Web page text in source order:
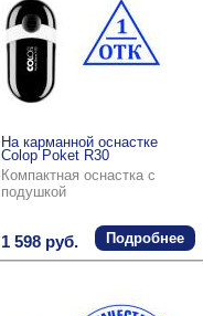
На карманной оснастке
Colop Poket R30
Компактная оснастка с
подушкой
1 598 руб. Подробнее